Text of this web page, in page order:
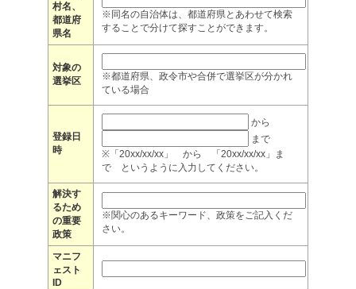
村名、
都道府
県名
※同名の自治体は、都道府県とあわせて検索
することで分けて探すことができます。
対象の
選挙区
※都道府県、政令市や合併で選挙区が分かれ
ている場合
登録日
時
から
まで
※「20xx/xx/xx」 から 「20xx/xx/xx」ま
で というように入力してください。
解決す
るため
の重要
政策
※関心のあるキーワード、政策をご記入くだ
さい。
マニフ
ェスト
ID